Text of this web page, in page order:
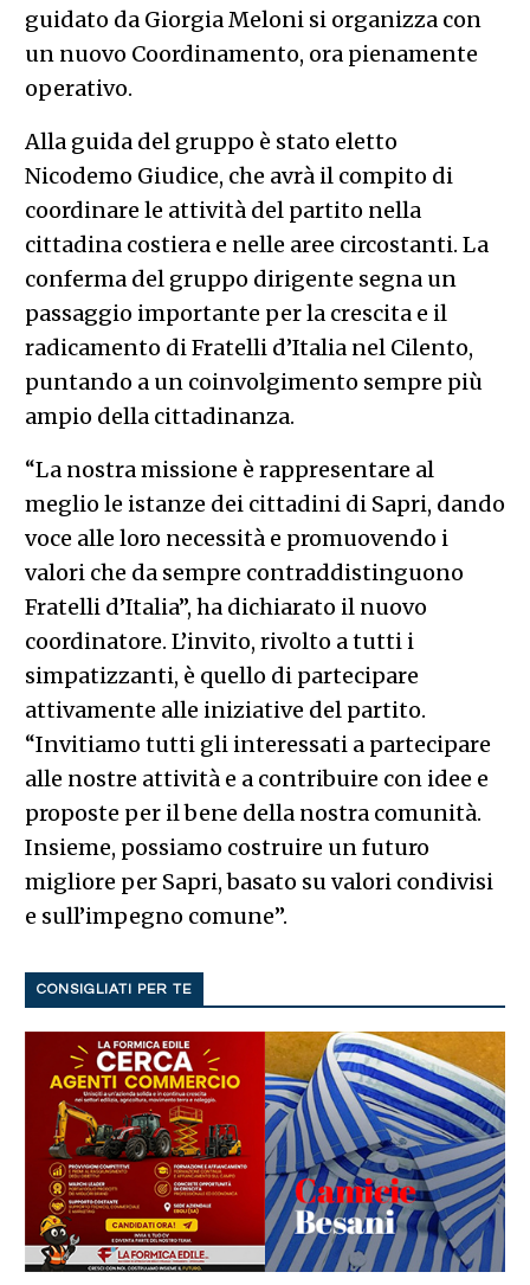
guidato da Giorgia Meloni si organizza con
un nuovo Coordinamento, ora pienamente
operativo.
Alla guida del gruppo è stato eletto
Nicodemo Giudice, che avrà il compito di
coordinare le attività del partito nella
cittadina costiera e nelle aree circostanti. La
conferma del gruppo dirigente segna un
passaggio importante per la crescita e il
radicamento di Fratelli d’Italia nel Cilento,
puntando a un coinvolgimento sempre più
ampio della cittadinanza.
“La nostra missione è rappresentare al
meglio le istanze dei cittadini di Sapri, dando
voce alle loro necessità e promuovendo i
valori che da sempre contraddistinguono
Fratelli d’Italia”, ha dichiarato il nuovo
coordinatore. L’invito, rivolto a tutti i
simpatizzanti, è quello di partecipare
attivamente alle iniziative del partito.
“Invitiamo tutti gli interessati a partecipare
alle nostre attività e a contribuire con idee e
proposte per il bene della nostra comunità.
Insieme, possiamo costruire un futuro
migliore per Sapri, basato su valori condivisi
e sull’impegno comune”.
CONSIGLIATI PER TE